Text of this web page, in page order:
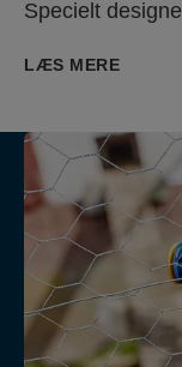
Specielt
LÆS MERE